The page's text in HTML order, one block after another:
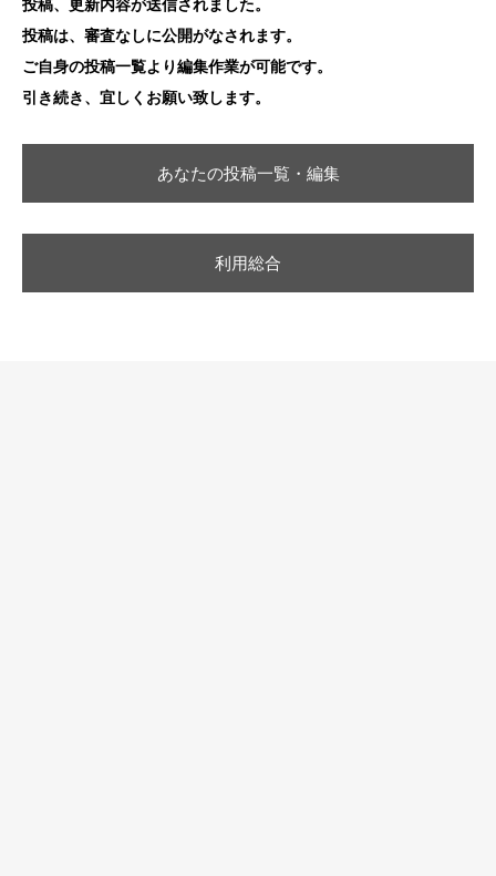
投稿、更新内容が送信されました。
投稿は、審査なしに公開がなされます。
ご自身の投稿一覧より編集作業が可能です。
引き続き、宜しくお願い致します。
あなたの投稿一覧・編集
利用総合